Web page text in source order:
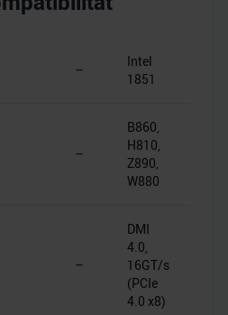
–
Intel
1851
–
B860,
H810,
Z890,
W880
–
DMI
4.0,
16GT/s
(PCIe
4.0 x8)